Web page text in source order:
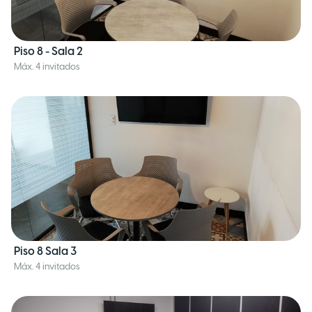
Piso 8 - Sala 2
Máx. 4 invitados
Piso 8 Sala 3
Máx. 4 invitados